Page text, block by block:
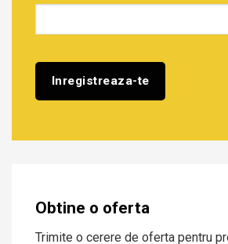
Obtine o oferta
Trimite o cerere de oferta pentru